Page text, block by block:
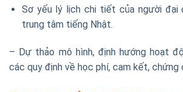
Sơ yếu lý lịch chi tiết của người đại
trung tâm tiếng Nhật.
– Dự thảo mô hình, định hướng hoạt
các quy định về học phí, cam kết, chứng